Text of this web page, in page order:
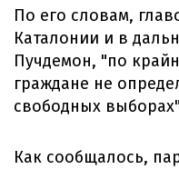
По его словам,
Каталонии и в
Пучдемон, "по
граждане не
свободных
Как сообщалось,